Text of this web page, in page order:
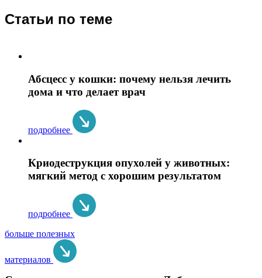
Статьи по теме
Абсцесс у кошки: почему нельзя лечить
дома и что делает врач
подробнее
Криодеструкция опухолей у животных:
мягкий метод с хорошим результатом
подробнее
больше полезных
материалов